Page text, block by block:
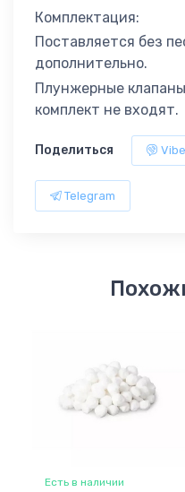
Комплектация:
Поставляется без
дополнительно.
Плунжерные
комплект не входят.
Поделиться
Telegram
Есть в наличии